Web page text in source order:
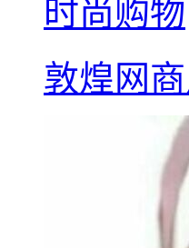
时尚购物
敦煌网商